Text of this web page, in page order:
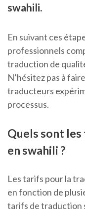
swahili.
En suivant ces
professionnels
traduction de
N’hésitez pas à
traducteurs
processus.
Quels sont
en swahili ?
Les tarifs pour la
en fonction de
tarifs de traduction